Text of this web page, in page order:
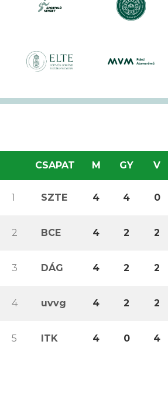
CSAPAT M GY V
1 SZTE 4 4 0
2 BCE 4 2 2
3 DÁG 4 2 2
4 uvvg 4 2 2
5 ITK 4 0 4